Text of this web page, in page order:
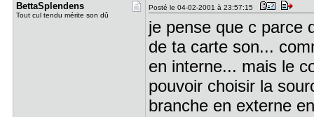
BettaSplen​dens
Tout cul tendu mérite son dû
Posté le 04-02-2001 à 23:57:15
je pense que c parce
de ta carte son...
en interne... mais le
pouvoir choisir la
branche en externe